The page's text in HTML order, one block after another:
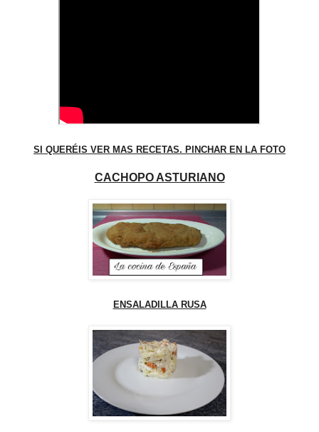
SI QUERÉIS VER MAS RECETAS. PINCHAR EN LA FOTO
CACHOPO ASTURIANO
ENSALADILLA RUSA